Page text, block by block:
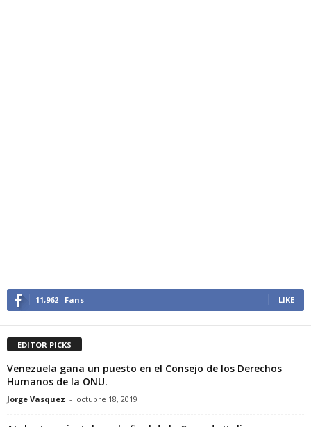
11,962 Fans LIKE
EDITOR PICKS
Venezuela gana un puesto en el Consejo de los Derechos
Humanos de la ONU.
Jorge Vasquez - octubre 18, 2019